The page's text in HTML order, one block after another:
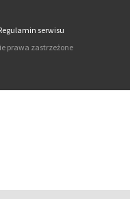
serwisu
prawa zastrzeżone